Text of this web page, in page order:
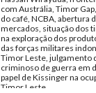
com Austrália, Timor
do café, NCBA, abertura
mercados, situação dos
na exploração dos
das forças militares
Timor Leste, julgamento
criminoso de guerra em
papel de Kissinger na
Timor Leste.